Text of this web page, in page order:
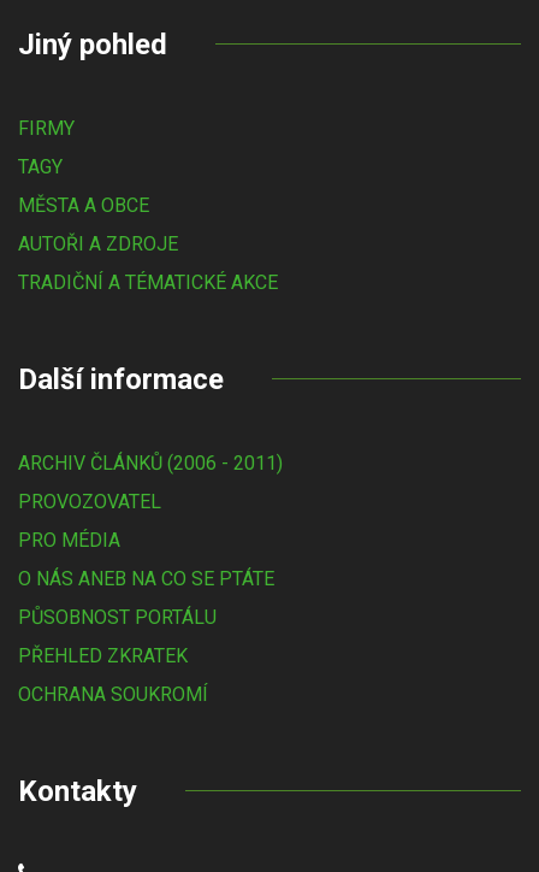
Jiný pohled
FIRMY
TAGY
MĚSTA A OBCE
AUTOŘI A ZDROJE
TRADIČNÍ A TÉMATICKÉ AKCE
Další informace
ARCHIV ČLÁNKŮ (2006 - 2011)
PROVOZOVATEL
PRO MÉDIA
O NÁS ANEB NA CO SE PTÁTE
PŮSOBNOST PORTÁLU
PŘEHLED ZKRATEK
OCHRANA SOUKROMÍ
Kontakty